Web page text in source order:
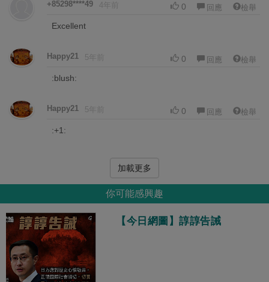
+85298****49 4年前 0 回應 檢舉
Excellent
Happy21 5年前 0 回應 檢舉
:blush:
Happy21 5年前 0 回應 檢舉
:+1:
加載更多
你可能感興趣
【今日網圖】諄諄告誡